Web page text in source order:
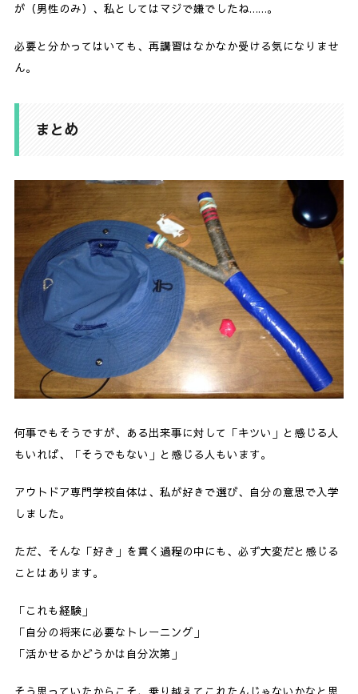
が（男性のみ）、私としてはマジで嫌でしたね……。
必要と分かってはいても、再講習はなかなか受ける気になりませ
ん。
まとめ
何事でもそうですが、ある出来事に対して「キツい」と感じる人
もいれば、「そうでもない」と感じる人もいます。
アウトドア専門学校自体は、私が好きで選び、自分の意思で入学
しました。
ただ、そんな「好き」を貫く過程の中にも、必ず大変だと感じる
ことはあります。
「これも経験」
「自分の将来に必要なトレーニング」
「活かせるかどうかは自分次第」